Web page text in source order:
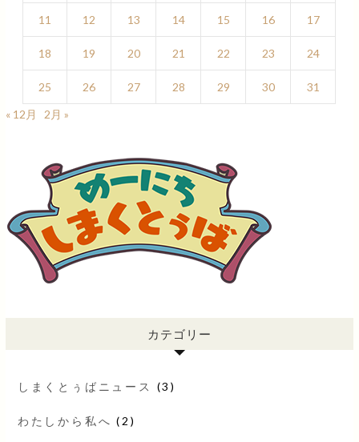
11 12 13 14 15 16 17
18 19 20 21 22 23 24
25 26 27 28 29 30
31
« 12月
2月 »
カテゴリー
しまくとぅばニュース (3)
わたしから私へ (2)